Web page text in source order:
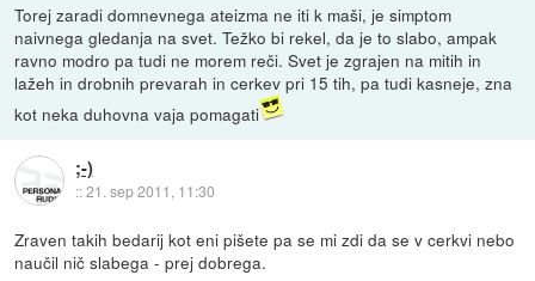
Torej zaradi domnevnega ateizma ne iti k maši, je simptom
naivnega gledanja na svet. Težko bi rekel, da je to slabo, ampak
ravno modro pa tudi ne morem reči. Svet je zgrajen na mitih in
lažeh in drobnih prevarah in cerkev pri 15 tih, pa tudi kasneje, zna
kot neka duhovna vaja pomagati
;-)
::21. sep 2011, 11:30
Zraven takih bedarij kot eni pišete pa se mi zdi da se v cerkvi nebo
naučil nič slabega - prej dobrega.